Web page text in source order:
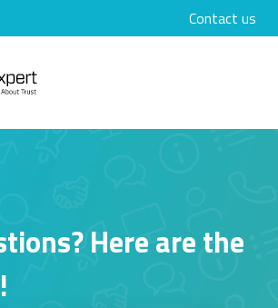
for translations Contact us
Here are the